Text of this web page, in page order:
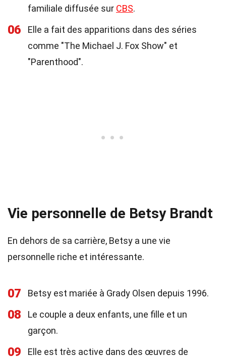
familiale diffusée sur CBS.
06
Elle a fait des apparitions dans des séries
comme "The Michael J. Fox Show" et
"Parenthood".
Vie personnelle de Betsy Brandt
En dehors de sa carrière, Betsy a une vie
personnelle riche et intéressante.
07 Betsy est mariée à Grady Olsen depuis 1996.
08
Le couple a deux enfants, une fille et un
garçon.
09 Elle est très active dans des œuvres de